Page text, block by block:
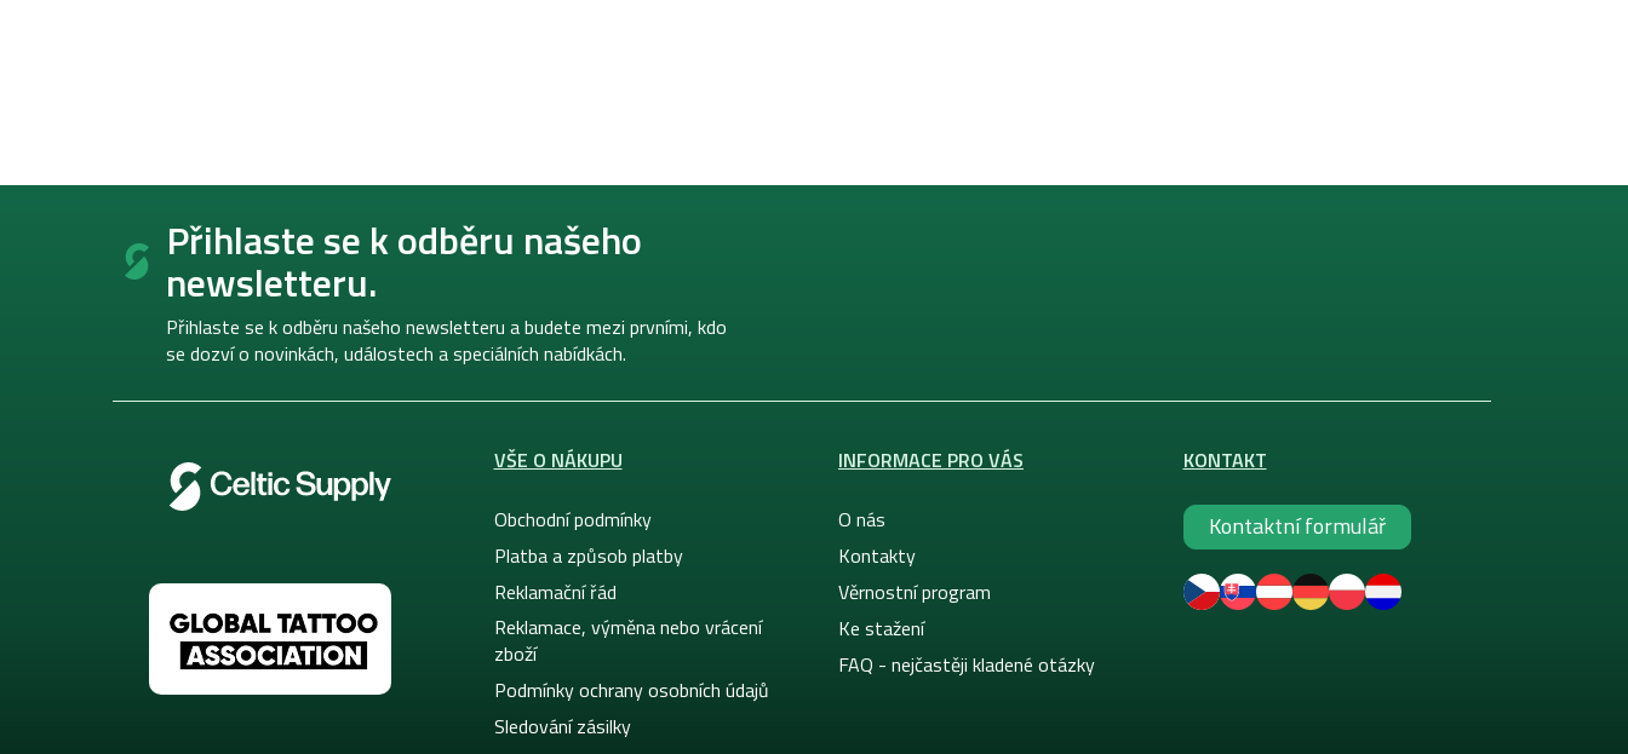
Z
Přihlaste se k odběru našeho
newsletteru.
Přihlaste se k odběru našeho newsletteru a budete mezi prvními, kdo
se dozví o novinkách, událostech a speciálních nabídkách.
VŠE O NÁKUPU
Obchodní podmínky
Platba a způsob platby
Reklamační řád
Reklamace, výměna nebo vrácení
zboží
Podmínky ochrany osobních údajů
Sledování zásilky
INFORMACE PRO VÁS
O nás
Kontakty
Věrnostní program
Ke stažení
FAQ - nejčastěji kladené otázky
KONTAKT
Kontaktní formulář